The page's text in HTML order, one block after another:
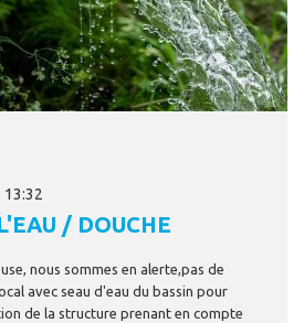
13:32
/ DOUCHE
nous sommes en alerte,pas de
avec seau d'eau du bassin pour
de la structure prenant en compte